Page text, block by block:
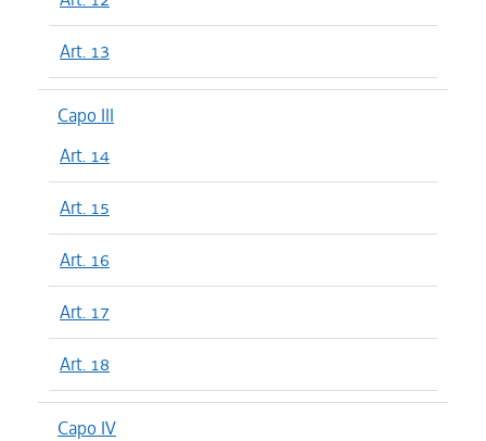
Art. 13
Capo III
Art. 14
Art. 15
Art. 16
Art. 17
Art. 18
Capo IV